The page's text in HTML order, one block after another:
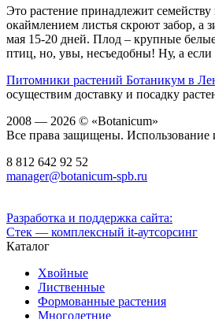
Это растение принадлежит
окаймлением листья скроют забор, а
мая 15-20 дней. Плод – крупные
птиц, но, увы, несъедобны! Ну, а
Питомники растений Ботаникум в
осуществим доставку и посадку
2008 — 2026 © «Botanicum»
Все права защищены. Использование
8 812 642 92 52
manager@botanicum-spb.ru
Разработка и поддержка сайта:
Стек — комплексный it-аутсорсинг
Каталог
Хвойные
Лиственные
Формованные растения
Многолетние